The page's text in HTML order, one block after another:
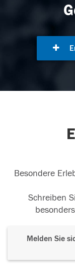
Besondere
Schreiben
Melden Sie